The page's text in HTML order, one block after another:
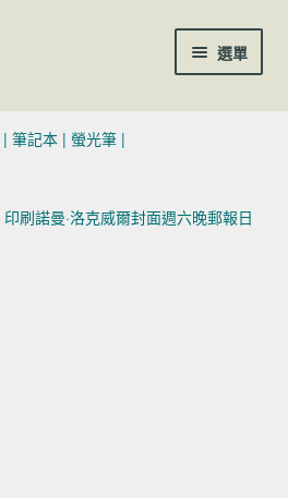
選單
筆記本| 螢光筆|
印刷諾曼·洛克威爾封面週六晚郵報日